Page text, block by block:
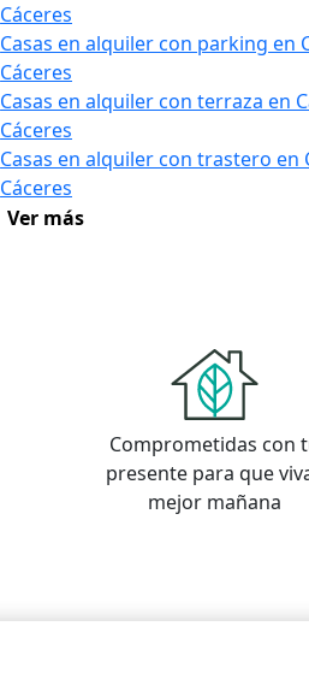
Cáceres
Casas en alquiler con parking en
Cáceres
Casas en alquiler con terraza en
Cáceres
Casas en alquiler con trastero en
Cáceres
Ver más
Comprometidas con
presente para que
mejor mañana